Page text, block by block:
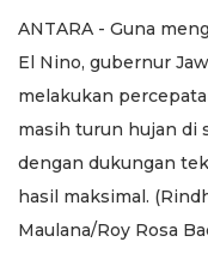
ANTARA - Guna
El Nino, gubernur
melakukan
masih turun hujan di
dengan dukungan
hasil maksimal.
Maulana/Roy Rosa